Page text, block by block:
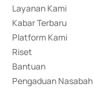
Layanan Kami
Kabar Terbaru
Platform Kami
Riset
Bantuan
Pengaduan Nasabah